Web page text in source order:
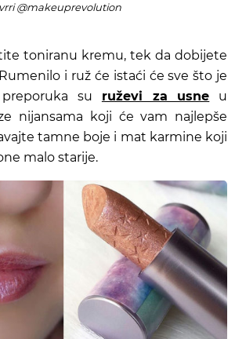
@makeuprevolution
toniranu kremu, tek da dobijete
i ruž će istaći će sve što je
preporuka su ruževi za usne u
nijansama koji će vam najlepše
tamne boje i mat karmine koji
malo starije.